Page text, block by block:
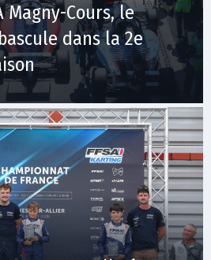
Magny-Cours, le
dans la 2e